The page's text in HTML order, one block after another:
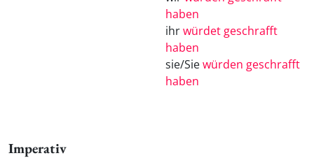
haben
ihrwürdet geschrafft
haben
sie/Siewürden geschrafft
haben
Imperativ